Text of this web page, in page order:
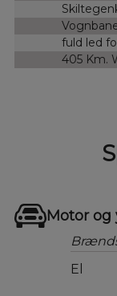
fuld led
405 Km.
Motor og
El